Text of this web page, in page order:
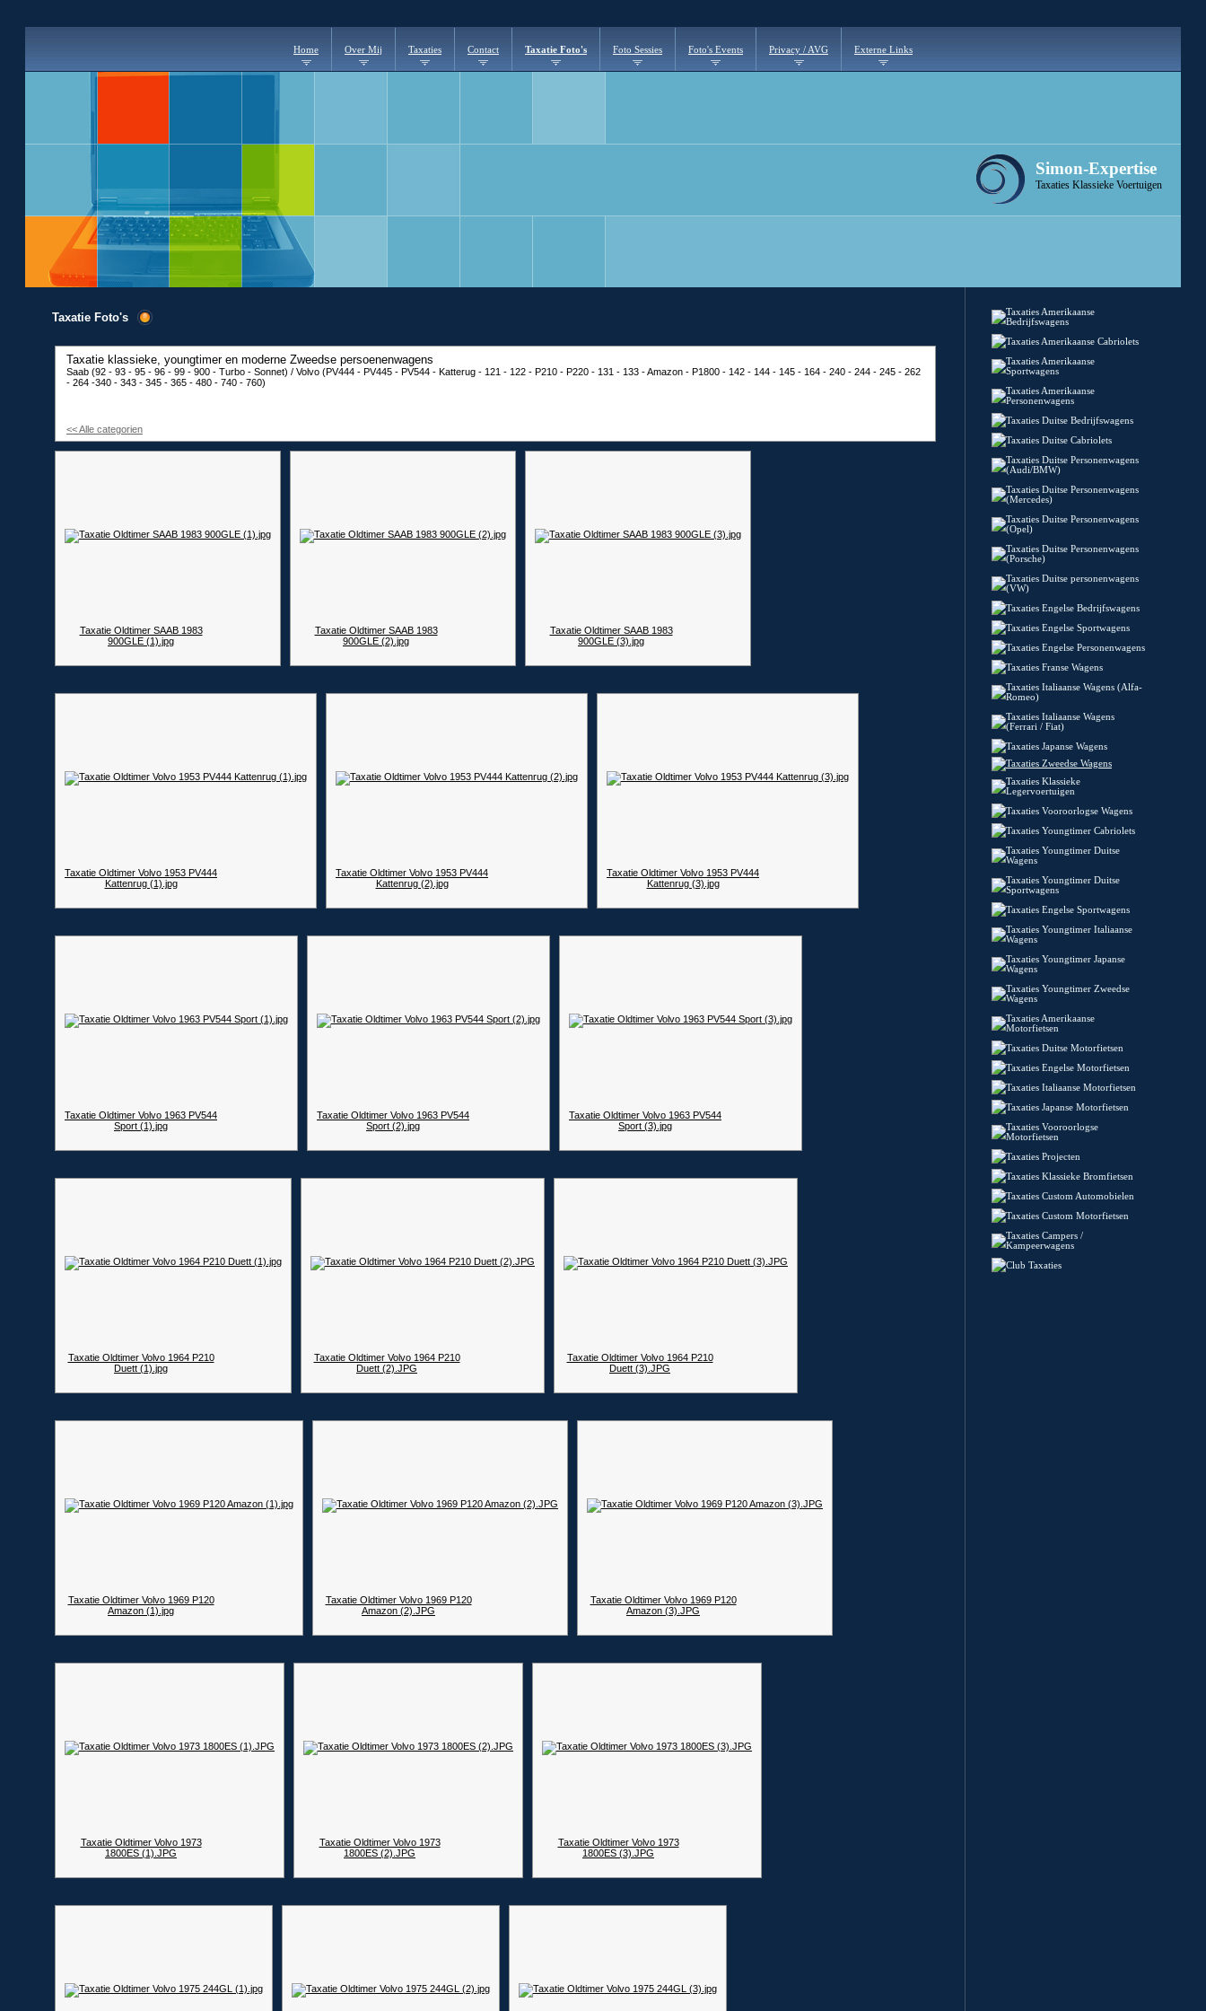
Home Over Mij Taxaties Contact Taxatie Foto's Foto Sessies Foto's Events Privacy / AVG Externe Links
Simon-Expertise
Taxaties Klassieke Voertuigen
Taxatie Foto's
Taxatie klassieke, youngtimer en moderne Zweedse persoenenwagens
Saab (92 - 93 - 95 - 96 - 99 - 900 - Turbo - Sonnet) / Volvo (PV444 - PV445 - PV544 - Katterug - 121 - 122 - P210 - P220 - 131 - 133 - Amazon - P1800 - 142 - 144 - 145 - 164 - 240 - 244 - 245 - 262
- 264 -340 - 343 - 345 - 365 - 480 - 740 - 760)
<< Alle categorien
Taxatie Oldtimer SAAB 1983
900GLE (1).jpg
Taxatie Oldtimer SAAB 1983
900GLE (2).jpg
Taxatie Oldtimer SAAB 1983
900GLE (3).jpg
Taxatie Oldtimer Volvo 1953 PV444
Kattenrug (1).jpg
Taxatie Oldtimer Volvo 1953 PV444
Kattenrug (2).jpg
Taxatie Oldtimer Volvo 1953 PV444
Kattenrug (3).jpg
Taxatie Oldtimer Volvo 1963 PV544
Sport (1).jpg
Taxatie Oldtimer Volvo 1963 PV544
Sport (2).jpg
Taxatie Oldtimer Volvo 1963 PV544
Sport (3).jpg
Taxatie Oldtimer Volvo 1964 P210
Duett (1).jpg
Taxatie Oldtimer Volvo 1964 P210
Duett (2).JPG
Taxatie Oldtimer Volvo 1964 P210
Duett (3).JPG
Taxatie Oldtimer Volvo 1969 P120
Amazon (1).jpg
Taxatie Oldtimer Volvo 1969 P120
Amazon (2).JPG
Taxatie Oldtimer Volvo 1969 P120
Amazon (3).JPG
Taxatie Oldtimer Volvo 1973
1800ES (1).JPG
Taxatie Oldtimer Volvo 1973
1800ES (2).JPG
Taxatie Oldtimer Volvo 1973
1800ES (3).JPG
Taxaties Amerikaanse
Bedrijfswagens
Taxaties Amerikaanse Cabriolets
Taxaties Amerikaanse
Sportwagens
Taxaties Amerikaanse
Personenwagens
Taxaties Duitse Bedrijfswagens
Taxaties Duitse Cabriolets
Taxaties Duitse Personenwagens
(Audi/BMW)
Taxaties Duitse Personenwagens
(Mercedes)
Taxaties Duitse Personenwagens
(Opel)
Taxaties Duitse Personenwagens
(Porsche)
Taxaties Duitse personenwagens
(VW)
Taxaties Engelse Bedrijfswagens
Taxaties Engelse Sportwagens
Taxaties Engelse Personenwagens
Taxaties Franse Wagens
Taxaties Italiaanse Wagens (Alfa-
Romeo)
Taxaties Italiaanse Wagens
(Ferrari / Fiat)
Taxaties Japanse Wagens
Taxaties Zweedse Wagens
Taxaties Klassieke
Legervoertuigen
Taxaties Vooroorlogse Wagens
Taxaties Youngtimer Cabriolets
Taxaties Youngtimer Duitse
Wagens
Taxaties Youngtimer Duitse
Sportwagens
Taxaties Engelse Sportwagens
Taxaties Youngtimer Italiaanse
Wagens
Taxaties Youngtimer Japanse
Wagens
Taxaties Youngtimer Zweedse
Wagens
Taxaties Amerikaanse
Motorfietsen
Taxaties Duitse Motorfietsen
Taxaties Engelse Motorfietsen
Taxaties Italiaanse Motorfietsen
Taxaties Japanse Motorfietsen
Taxaties Vooroorlogse
Motorfietsen
Taxaties Projecten
Taxaties Klassieke Bromfietsen
Taxaties Custom Automobielen
Taxaties Custom Motorfietsen
Taxaties Campers /
Kampeerwagens
Club Taxaties